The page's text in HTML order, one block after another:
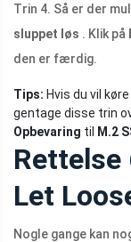
Trin 4. Så er der
sluppet løs . Klik på
den er færdig.
Tips: Hvis du vil
gentage disse trin
Opbevaring til M.2
Rettelse
Let
Nogle gange kan